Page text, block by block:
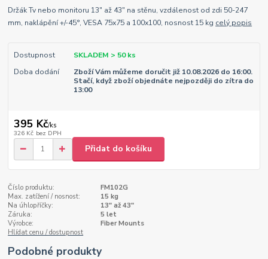
Držák Tv nebo monitoru 13" až 43" na stěnu, vzdálenost od zdi 50-247
mm, naklápění +/-45°, VESA 75x75 a 100x100, nosnost 15 kg celý popis
Dostupnost
SKLADEM > 50 ks
Doba dodání
Zboží Vám můžeme doručit již 10.08.2026 do 16:00.
Stačí, když zboží objednáte nejpozději do zítra do
13:00
395 Kč/ks
326 Kč bez DPH
Přidat do košíku
Číslo produktu:
FM102G
Max. zatížení / nosnost:
15 kg
Na úhlopříčky:
13" až 43"
Záruka:
5 let
Výrobce:
Fiber Mounts
Hlídat cenu / dostupnost
Podobné produkty